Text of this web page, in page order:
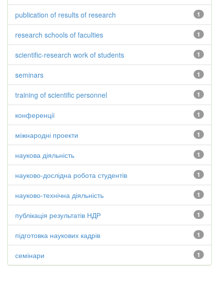
1
publication of results of research
1
research schools of faculties
1
scientific-research work of students
1
seminars
1
training of scientific personnel
1
конференції
1
міжнародні проекти
1
наукова діяльність
1
науково-дослідна робота студентів
1
науково-технічна діяльність
1
публікація результатів НДР
1
підготовка наукових кадрів
1
семінари